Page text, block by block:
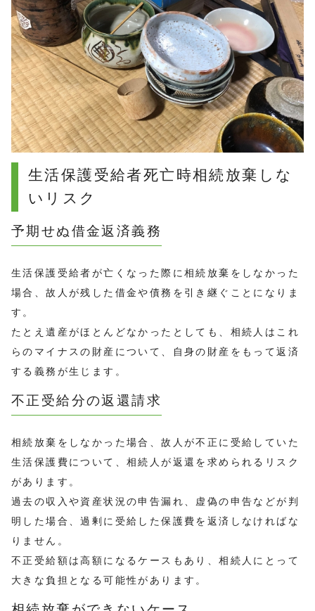
生活保護受給者死亡時相続放棄しな
いリスク
予期せぬ借金返済義務
生活保護受給者が亡くなった際に相続放棄をしなかった
場合、故人が残した借金や債務を引き継ぐことになりま
す。
たとえ遺産がほとんどなかったとしても、相続人はこれ
らのマイナスの財産について、自身の財産をもって返済
する義務が生じます。
不正受給分の返還請求
相続放棄をしなかった場合、故人が不正に受給していた
生活保護費について、相続人が返還を求められるリスク
があります。
過去の収入や資産状況の申告漏れ、虚偽の申告などが判
明した場合、過剰に受給した保護費を返済しなければな
りません。
不正受給額は高額になるケースもあり、相続人にとって
大きな負担となる可能性があります。